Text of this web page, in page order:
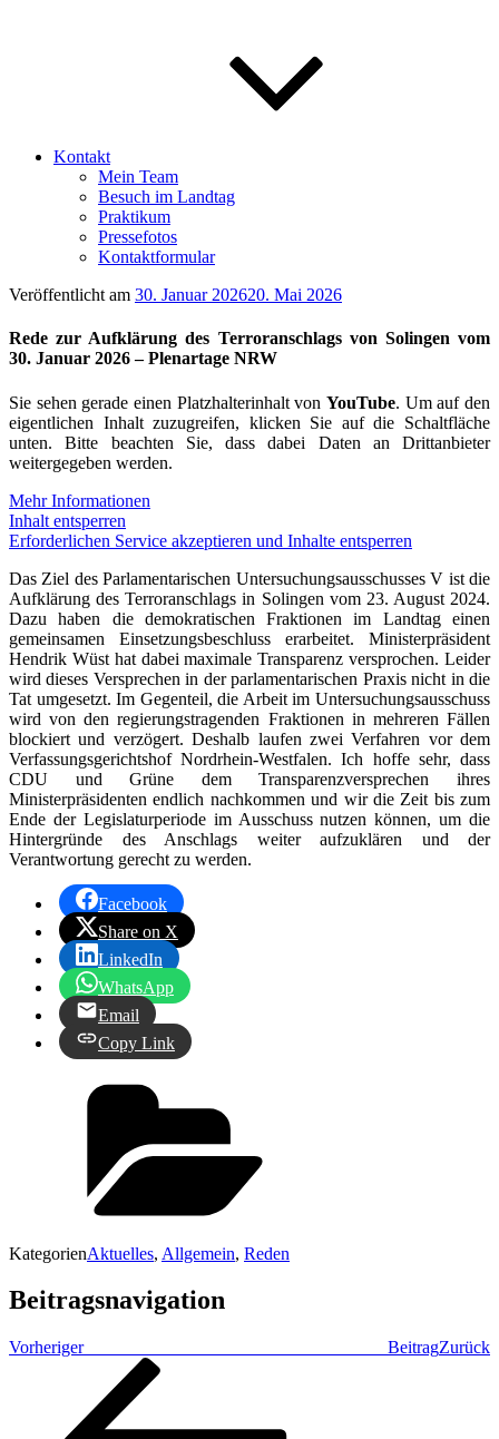
Kontakt
Mein Team
Besuch im Landtag
Praktikum
Pressefotos
Kontaktformular
Veröffentlicht am 30. Januar 202620. Mai 2026
Rede zur Aufklärung des Terroranschlags von Solingen vom
30. Januar 2026 – Plenartage NRW
Sie sehen gerade einen Platzhalterinhalt von YouTube. Um auf den
eigentlichen Inhalt zuzugreifen, klicken Sie auf die Schaltfläche
unten. Bitte beachten Sie, dass dabei Daten an Drittanbieter
weitergegeben werden.
Mehr Informationen
Inhalt entsperren
Erforderlichen Service akzeptieren und Inhalte entsperren
Das Ziel des Parlamentarischen Untersuchungsausschusses V ist die
Aufklärung des Terroranschlags in Solingen vom 23. August 2024.
Dazu haben die demokratischen Fraktionen im Landtag einen
gemeinsamen Einsetzungsbeschluss erarbeitet. Ministerpräsident
Hendrik Wüst hat dabei maximale Transparenz versprochen. Leider
wird dieses Versprechen in der parlamentarischen Praxis nicht in die
Tat umgesetzt. Im Gegenteil, die Arbeit im Untersuchungsausschuss
wird von den regierungstragenden Fraktionen in mehreren Fällen
blockiert und verzögert. Deshalb laufen zwei Verfahren vor dem
Verfassungsgerichtshof Nordrhein-Westfalen. Ich hoffe sehr, dass
CDU und Grüne dem Transparenzversprechen ihres
Ministerpräsidenten endlich nachkommen und wir die Zeit bis zum
Ende der Legislaturperiode im Ausschuss nutzen können, um die
Hintergründe des Anschlags weiter aufzuklären und der
Verantwortung gerecht zu werden.
Facebook
Share on X
LinkedIn
WhatsApp
Email
Copy Link
KategorienAktuelles, Allgemein, Reden
Beitragsnavigation
Vorheriger BeitragZurück